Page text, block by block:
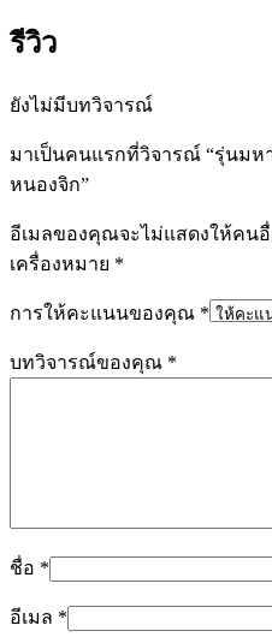
รีวิว
ยังไม่มีบทวิจารณ์
มาเป็นคนแรกที่วิจารณ์ “รุ่นมห
หนองจิก”
อีเมลของคุณจะไม่แสดงให้คน
เครื่องหมาย *
การให้คะแนนของคุณ *
บทวิจารณ์ของคุณ *
ชื่อ *
อีเมล *